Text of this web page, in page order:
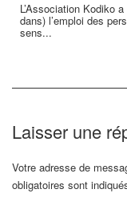
L’Association Kodiko
dans) l’emploi des
sens...
Laisser une
Votre adresse de
obligatoires sont